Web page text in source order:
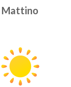
Mattino